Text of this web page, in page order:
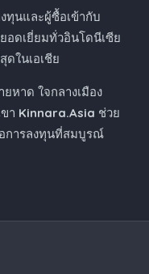
ทุนและผู้ซื้อเข้ากับ
อดเยี่ยมทั่วอินโดนีเซีย
ดในเอเชีย
หาด ใจกลางเมือง
า Kinnara.Asia ช่วย
การลงทุนที่สมบูรณ์